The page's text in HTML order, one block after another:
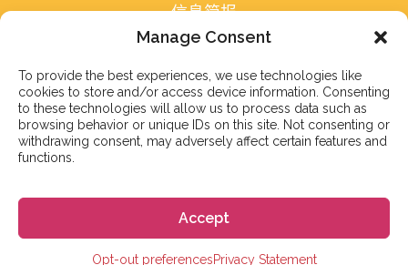
Manage Consent
To provide the best experiences, we use technologies like
cookies to store and/or access device information. Consenting
to these technologies will allow us to process data such as
browsing behavior or unique IDs on this site. Not consenting or
withdrawing consent, may adversely affect certain features and
functions.
Accept
Opt-out preferencesPrivacy Statement
信息简报
订阅我们的信息简报
订阅